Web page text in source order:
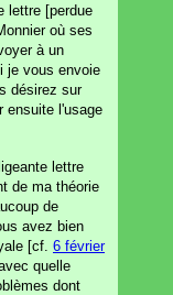
lettre [perdue
où ses
à un
je vous envoie
désirez sur
ensuite l'usage
lettre
de ma théorie
de
avez bien
[cf. 6 février
quelle
dont